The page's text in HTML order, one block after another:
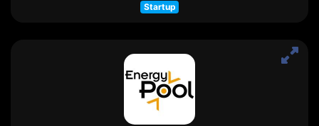
Startup